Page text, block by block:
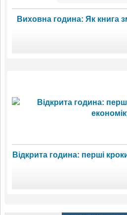
Виховна година: Як книга
Відкрита година: перші